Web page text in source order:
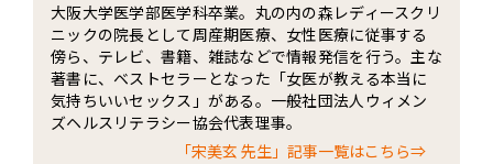
大阪大学医学部医学科卒業。丸の内の森レディースクリ
ニックの院長として周産期医療、女性医療に従事する
傍ら、テレビ、書籍、雑誌などで情報発信を行う。主な
著書に、ベストセラーとなった「女医が教える本当に
気持ちいいセックス」がある。一般社団法人ウィメン
ズヘルスリテラシー協会代表理事。
「宋美玄 先生」記事一覧はこちら⇒